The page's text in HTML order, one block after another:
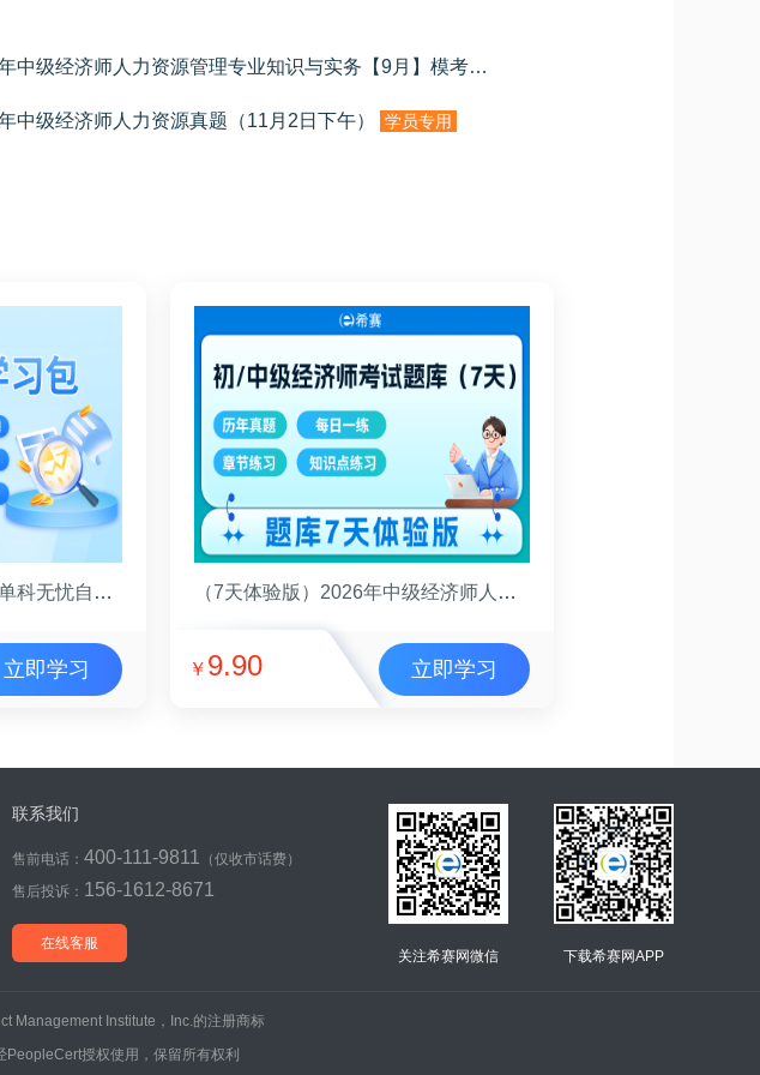
2025年中级经济师人力资源管理专业知识与实务【9月】模考学员专用
中级经济师人力资源真题（11月2日下午） 学员专用
中级经济师人力资源管理单科无忧自学包
立即学习
（7天体验版）2026年中级经济师人力资源管理考试题库
￥ 9.90 立即学习
联系我们
售前电话： 400-111-9811
（仅收市话费）
售后投诉： 156-1612-8671
在线客服
关注希赛网微信 下载希赛网APP
Management Institute，Inc.的注册商标
授权使用，保留所有权利